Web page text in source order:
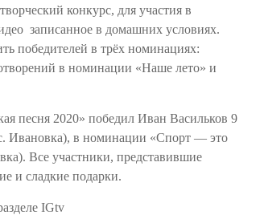
конкурс, для участия в
записанное в домашних условиях.
победителей в трёх номинациях:
в номинации «Наше лето» и
песня 2020» победил Иван Васильков 9
Ивановка), в номинации «Спорт — это
Все участники, представившие
и сладкие подарки.
IGtv